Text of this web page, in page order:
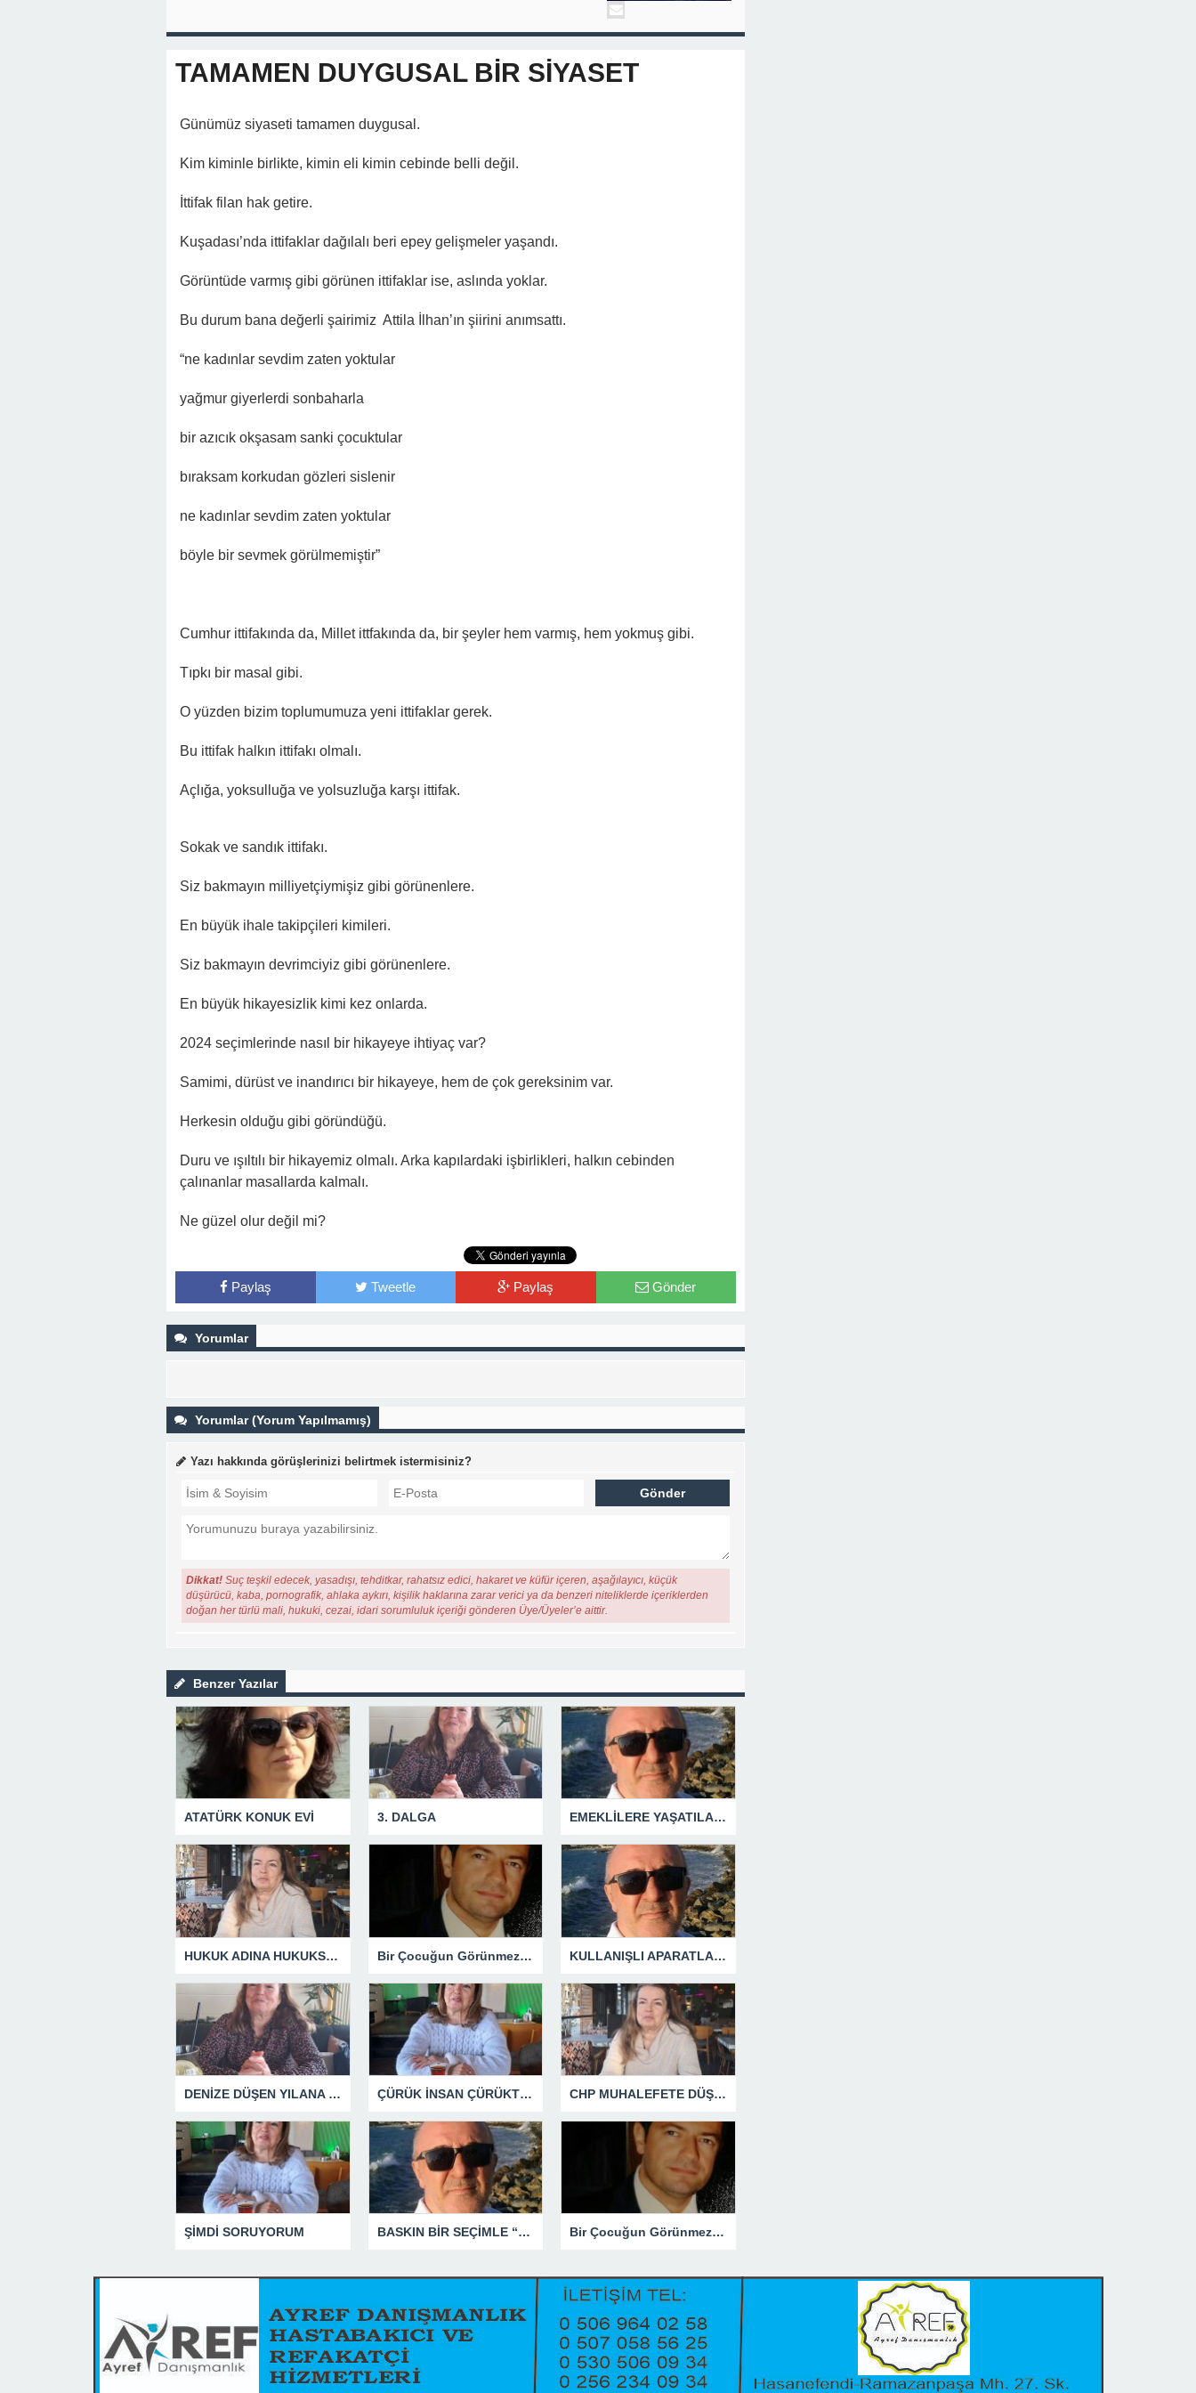
TAMAMEN DUYGUSAL BİR SİYASET
Günümüz siyaseti tamamen duygusal.
Kim kiminle birlikte, kimin eli kimin cebinde belli değil.
İttifak filan hak getire.
Kuşadası’nda ittifaklar dağılalı beri epey gelişmeler yaşandı.
Görüntüde varmış gibi görünen ittifaklar ise, aslında yoklar.
Bu durum bana değerli şairimiz Attila İlhan’ın şiirini anımsattı.
“ne kadınlar sevdim zaten yoktular
yağmur giyerlerdi sonbaharla
bir azıcık okşasam sanki çocuktular
bıraksam korkudan gözleri sislenir
ne kadınlar sevdim zaten yoktular
böyle bir sevmek görülmemiştir”
Cumhur ittifakında da, Millet ittfakında da, bir şeyler hem varmış, hem yokmuş gibi.
Tıpkı bir masal gibi.
O yüzden bizim toplumumuza yeni ittifaklar gerek.
Bu ittifak halkın ittifakı olmalı.
Açlığa, yoksulluğa ve yolsuzluğa karşı ittifak.
Sokak ve sandık ittifakı.
Siz bakmayın milliyetçiymişiz gibi görünenlere.
En büyük ihale takipçileri kimileri.
Siz bakmayın devrimciyiz gibi görünenlere.
En büyük hikayesizlik kimi kez onlarda.
2024 seçimlerinde nasıl bir hikayeye ihtiyaç var?
Samimi, dürüst ve inandırıcı bir hikayeye, hem de çok gereksinim var.
Herkesin olduğu gibi göründüğü.
Duru ve ışıltılı bir hikayemiz olmalı. Arka kapılardaki işbirlikleri, halkın cebinden
çalınanlar masallarda kalmalı.
Ne güzel olur değil mi?
Paylaş Tweetle Paylaş Gönder
Yorumlar
Yorumlar (Yorum Yapılmamış)
Yazı hakkında görüşlerinizi belirtmek istermisiniz?
Dikkat! Suç teşkil edecek, yasadışı, tehditkar, rahatsız edici, hakaret ve küfür içeren, aşağılayıcı, küçük
düşürücü, kaba, pornografik, ahlaka aykırı, kişilik haklarına zarar verici ya da benzeri niteliklerde içeriklerden
doğan her türlü mali, hukuki, cezai, idari sorumluluk içeriği gönderen Üye/Üyeler’e aittir.
Benzer Yazılar
ATATÜRK KONUK EVİ 3. DALGA EMEKLİLERE YAŞATILAN CUMHURİYET TARİHİNİN EN BÜYÜK ZULMÜNÜN DERİN ANALİZİ !
HUKUK ADINA HUKUKSUZLUK Bir Çocuğun Görünmez Yaraları – 42 “Kırık Şehirlerin Çocukları” KULLANIŞLI APARATLARIN KAÇINILMAZ SONU !
DENİZE DÜŞEN YILANA SARILIR ÇÜRÜK İNSAN ÇÜRÜKTÜR CHP MUHALEFETE DÜŞTÜ
ŞİMDİ SORUYORUM BASKIN BİR SEÇİMLE “YENİ PARTİ”Yİ DEVRE DIŞI BIRAKMAK İÇİN DÜĞMEYE Mİ BASILDI? Bir Çocuğun Görünmez Yaraları – 41 “Koparılmış Çocuklar”